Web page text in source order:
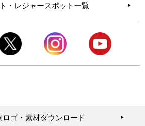
・レジャースポット一覧
ロゴ・素材ダウンロード ▶︎